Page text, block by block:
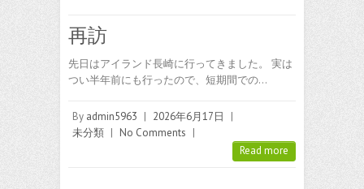
再訪
先日はアイランド長崎に行ってきました。 実は
つい半年前にも行ったので、短期間での…
By admin5963 | 2026年6月17日
|
未分類 | No Comments |
Read more